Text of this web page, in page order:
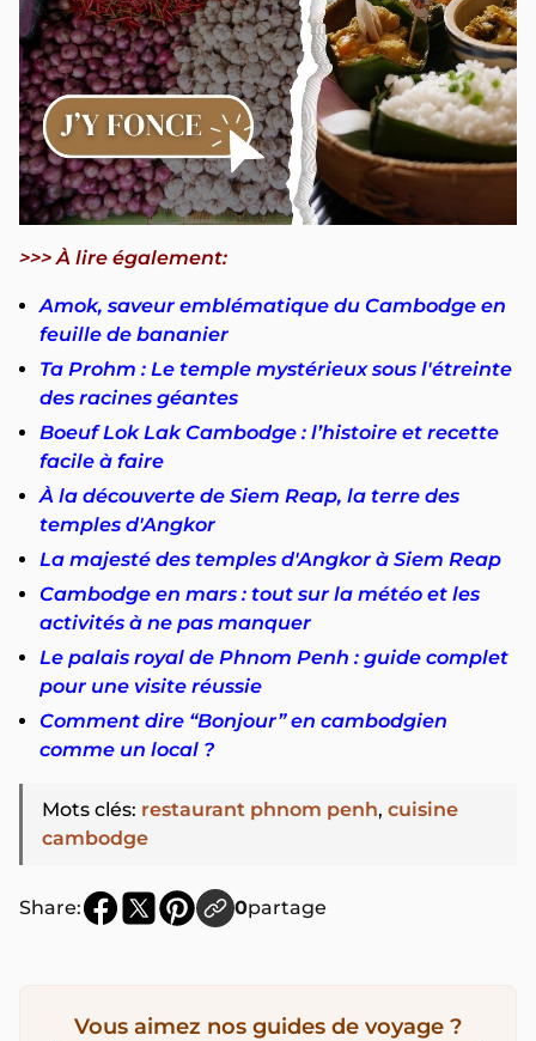
>>> À lire également:
Amok, saveur emblématique du Cambodge en
feuille de bananier
Ta Prohm : Le temple mystérieux sous l'étreinte
des racines géantes
Boeuf Lok Lak Cambodge : l’histoire et recette
facile à faire
À la découverte de Siem Reap, la terre des
temples d'Angkor
La majesté des temples d'Angkor à Siem Reap
Cambodge en mars : tout sur la météo et les
activités à ne pas manquer
Le palais royal de Phnom Penh : guide complet
pour une visite réussie
Comment dire “Bonjour” en cambodgien
comme un local ?
Mots clés: restaurant phnom penh, cuisine
cambodge
Share: 0partage
Vous aimez nos guides de voyage ?